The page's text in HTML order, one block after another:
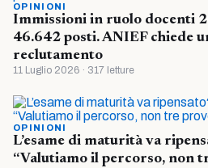
OPINIONI
Immissioni in ruolo docenti
46.642 posti. ANIEF chiede
reclutamento
11 Luglio 2026 · 317 letture
OPINIONI
L’esame di maturità va
“Valutiamo il percorso, non